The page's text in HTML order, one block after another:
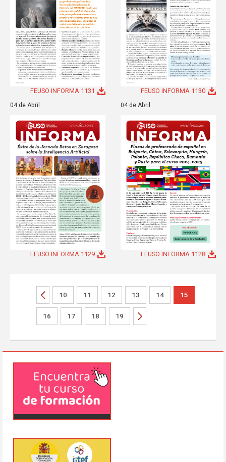
FEUSO INFORMA 1131 FEUSO INFORMA 1130
04 de Abril
FEUSO INFORMA 1129
04 de Abril
FEUSO INFORMA 1128
10 11 12 13 14 15
16 17 18 19